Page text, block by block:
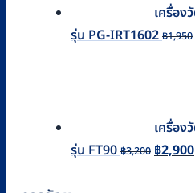
เครื่อง
รุ่น PG-IRT1602 ฿1,950
เครื่อง
รุ่น FT90 ฿3,200 Original
฿2,900